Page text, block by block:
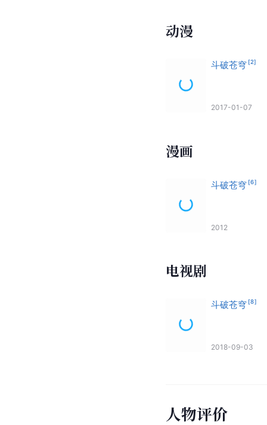
动漫
斗破苍穹 [2]
2017-01-07
漫画
斗破苍穹 [6]
2012
电视剧
斗破苍穹 [8]
2018-09-03
人物评价